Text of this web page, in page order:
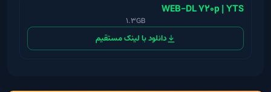
WEB-DL 720p | YTS
1.3GB
دانلود با لینک مستقیم